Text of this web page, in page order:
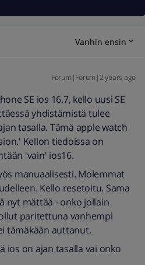
Vanhin ensin
Forum|Forum|2 years ago
SE ios 16.7, kello uusi SE
yhdistämistä tulee
tasalla. Tämä apple watch
Kellon tiedoissa on
'vain' ios16.
manuaalisesti. Molemmat
Kello resetoitu. Sama
nyt mättää - onko jollain
paritettuna vanhempi
tämäkään auttanut.
ios on ajan tasalla vai onko